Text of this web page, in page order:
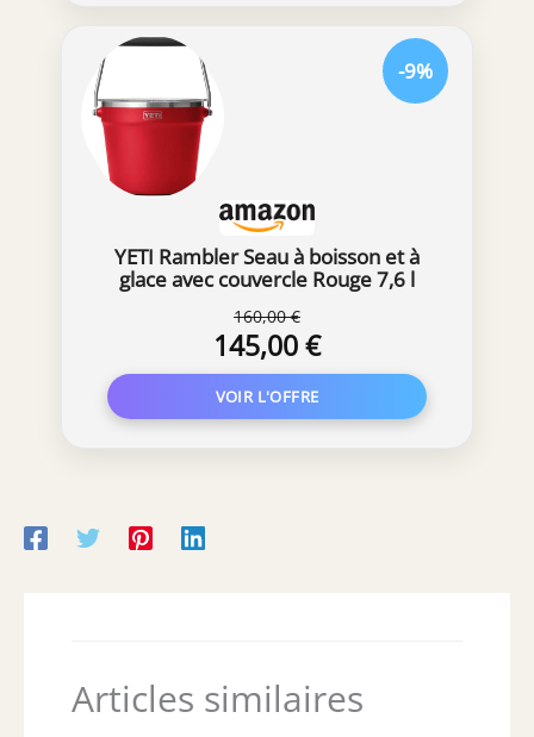
YETI Rambler Seau à boisson et à
glace avec couvercle Rouge 7,6 l
160,00 €
145,00 €
-9%
Articles similaires